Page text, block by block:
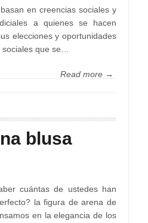
en creencias sociales y
a quienes se hacen
elecciones y oportunidades
que se…
Read more →
blusa
cuántas de ustedes han
la figura de arena de
en la elegancia de los